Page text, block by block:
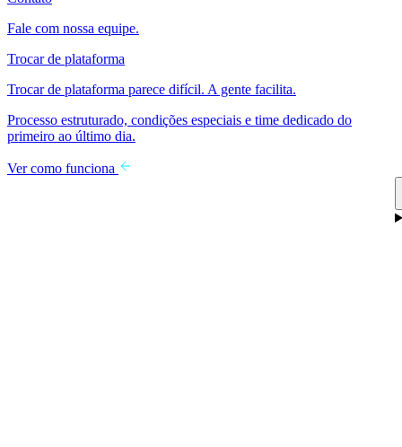
Fale com nossa equipe.
Trocar de plataforma
Trocar de plataforma parece difícil. A gente facilita.
Processo estruturado, condições especiais e time dedicado do
primeiro ao último dia.
Ver como funciona